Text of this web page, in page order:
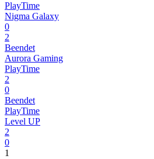
PlayTime
Nigma Galaxy
0
2
Beendet
Aurora Gaming
PlayTime
2
0
Beendet
PlayTime
Level UP
2
0
1